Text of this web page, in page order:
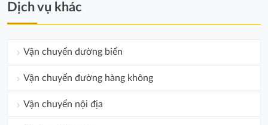
Dịch vụ khác
Vận chuyển đường biển
Vận chuyển đường hàng không
Vận chuyển nội địa